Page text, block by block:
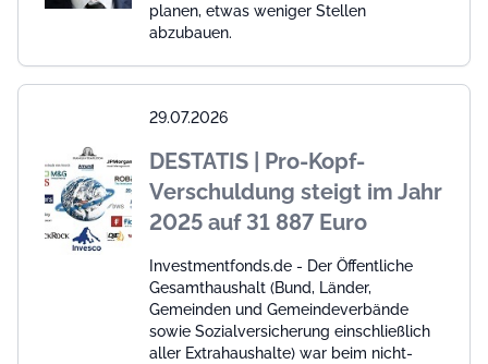
planen, etwas weniger Stellen
abzubauen.
29.07.2026
DESTATIS | Pro-Kopf-
Verschuldung steigt im Jahr
2025 auf 31 887 Euro
Investmentfonds.de - Der Öffentliche
Gesamthaushalt (Bund, Länder,
Gemeinden und Gemeindeverbände
sowie Sozialversicherung einschließlich
aller Extrahaushalte) war beim nicht-